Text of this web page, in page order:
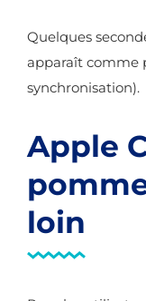
Quelques
apparaît comme
synchronisation).
Apple
loin